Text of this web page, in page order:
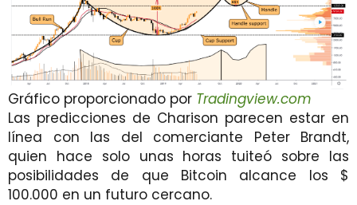
Gráfico proporcionado por Tradingview.com
Las predicciones de Charison parecen estar en
línea con las del comerciante Peter Brandt,
quien hace solo unas horas tuiteó sobre las
posibilidades de que Bitcoin alcance los $
100.000 en un futuro cercano.